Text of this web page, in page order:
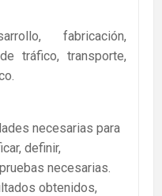
fabricación,
tráfico, transporte,
necesarias para
definir,
necesarias.
obtenidos,